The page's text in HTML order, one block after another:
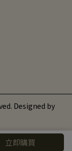
完成
立即購買
Designed by